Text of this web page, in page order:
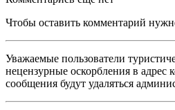
Чтобы оставить комментарий
Уважаемые пользователи
нецензурные оскорбления в
сообщения будут удаляться